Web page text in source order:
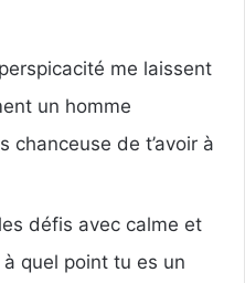
me laissent
un homme
chanceuse de t’avoir à
défis avec calme et
quel point tu es un